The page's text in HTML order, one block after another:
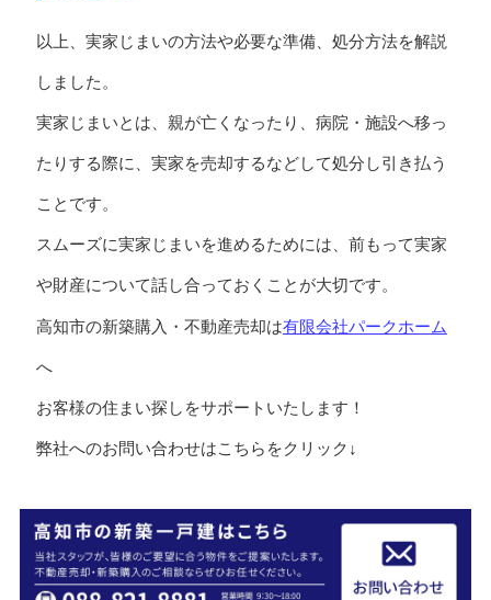
以上、実家じまいの方法や必要な準備、処分方法を解説
しました。
実家じまいとは、親が亡くなったり、病院・施設へ移っ
たりする際に、実家を売却するなどして処分し引き払う
ことです。
スムーズに実家じまいを進めるためには、前もって実家
や財産について話し合っておくことが大切です。
高知市の新築購入・不動産売却は有限会社パークホーム
へ
お客様の住まい探しをサポートいたします！
弊社へのお問い合わせはこちらをクリック↓